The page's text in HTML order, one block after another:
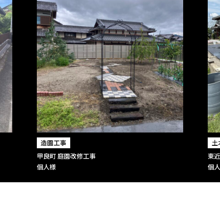
造園工事
甲良町 庭園改修工事
個人様
土
東
個